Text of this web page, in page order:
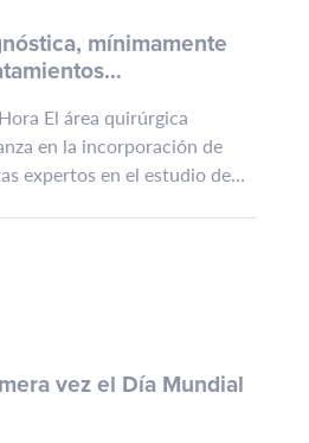
mínimamente
El área quirúrgica
en la incorporación de
expertos en el estudio de
vez el Día Mundial